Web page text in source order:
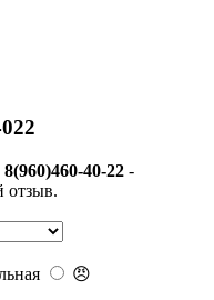
8(960)460-40-22 -
отзыв.
😠